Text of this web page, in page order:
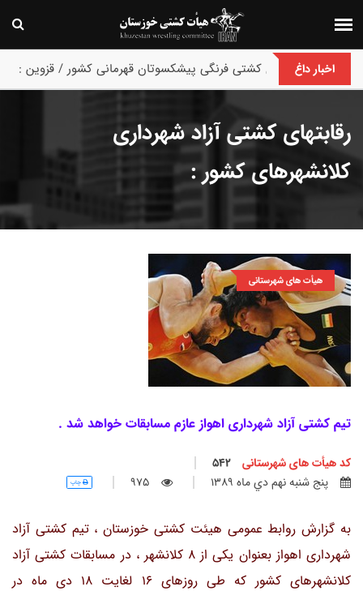
اخبار داغ
پایان رقابت های کشتی فرنگی پیشکسوتان قهرمانی کشور / قزوین :
رقابتهای کشتی آزاد شهرداری
کلانشهرهای کشور :
هیأت های شهرستانی
تیم کشتی آزاد شهرداری اهواز عازم مسابقات خواهد شد .
کد هیأت های شهرستانی
پنج شنبه نهم دي ماه 1389
975 چاپ
به گزارش روابط عمومی هیئت کشتی خوزستان ، تیم کشتی آزاد
شهرداری اهواز بعنوان یکی از 8 کلانشهر ، در مسابقات کشتی آزاد
کلانشهرهای کشور که طی روزهای 16 لغایت 18 دی ماه در